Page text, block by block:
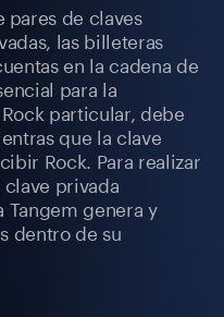
pares de claves
las billeteras
en la cadena de
para la
particular, debe
que la clave
Rock. Para realizar
privada
genera y
dentro de su